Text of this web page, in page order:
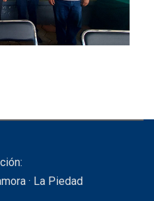
· La Piedad